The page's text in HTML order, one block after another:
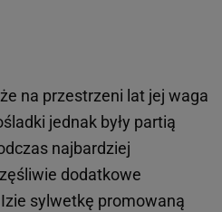
na przestrzeni lat jej waga
jednak były partią
najbardziej
dodatkowe
sylwetkę promowaną